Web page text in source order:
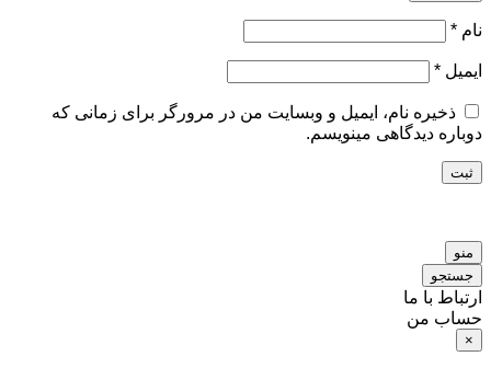
نام *
ایمیل *
ذخیره نام، ایمیل و وبسایت من در مرورگر برای زمانی که
دوباره دیدگاهی مینویسم.
ثبت
منو
جستجو
ارتباط با ما
حساب من
×